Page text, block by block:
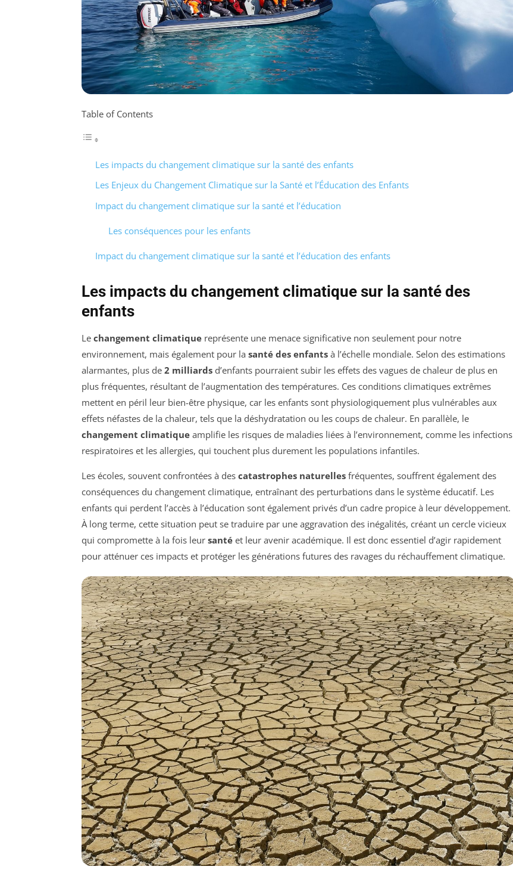
Table of Contents
Les impacts du changement climatique sur la santé des enfants
Les Enjeux du Changement Climatique sur la Santé et l’Éducation des Enfants
Impact du changement climatique sur la santé et l’éducation
Les conséquences pour les enfants
Impact du changement climatique sur la santé et l’éducation des enfants
Les impacts du changement climatique sur la santé des
enfants
Le changement climatique représente une menace significative non seulement pour notre
environnement, mais également pour la santé des enfants à l’échelle mondiale. Selon des estimations
alarmantes, plus de 2 milliards d’enfants pourraient subir les effets des vagues de chaleur de plus en
plus fréquentes, résultant de l’augmentation des températures. Ces conditions climatiques extrêmes
mettent en péril leur bien-être physique, car les enfants sont physiologiquement plus vulnérables aux
effets néfastes de la chaleur, tels que la déshydratation ou les coups de chaleur. En parallèle, le
changement climatique amplifie les risques de maladies liées à l’environnement, comme les infections
respiratoires et les allergies, qui touchent plus durement les populations infantiles.
Les écoles, souvent confrontées à des catastrophes naturelles fréquentes, souffrent également des
conséquences du changement climatique, entraînant des perturbations dans le système éducatif. Les
enfants qui perdent l’accès à l’éducation sont également privés d’un cadre propice à leur développement.
À long terme, cette situation peut se traduire par une aggravation des inégalités, créant un cercle vicieux
qui compromette à la fois leur santé et leur avenir académique. Il est donc essentiel d’agir rapidement
pour atténuer ces impacts et protéger les générations futures des ravages du réchauffement climatique.